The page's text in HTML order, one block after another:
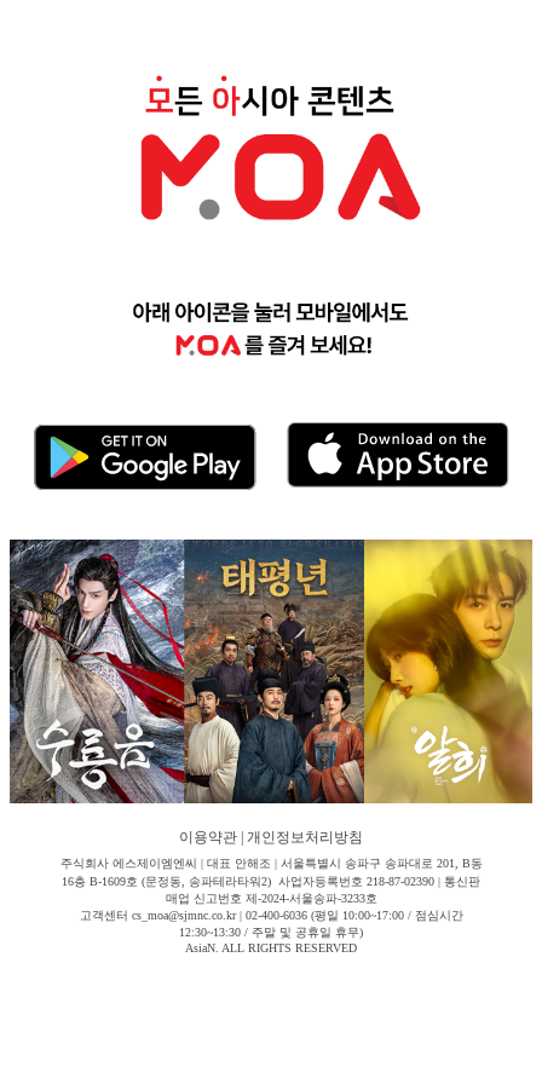
이용약관 개인정보처리방침
주식회사 에스제이엠엔씨 | 대표 안해조 | 서울특별시 송파구 송파대로 201, B동
16층 B-1609호 (문정동, 송파테라타워2) 사업자등록번호 218-87-02390 | 통신판
매업 신고번호 제-2024-서울송파-3233호
고객센터 cs_moa@sjmnc.co.kr | 02-400-6036 (평일 10:00~17:00 / 점심시간
12:30~13:30 / 주말 및 공휴일 휴무)
AsiaN. ALL RIGHTS RESERVED